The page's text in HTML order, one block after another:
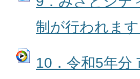
制が行われま
10．令和5年分